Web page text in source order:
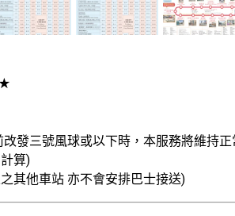
發三號風球或以下時，本服務將維持
算)
其他車站 亦不會安排巴士接送)